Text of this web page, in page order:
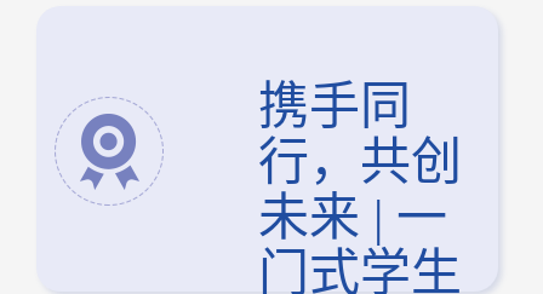
携手同
行，共创
未来 | 一
门式学生